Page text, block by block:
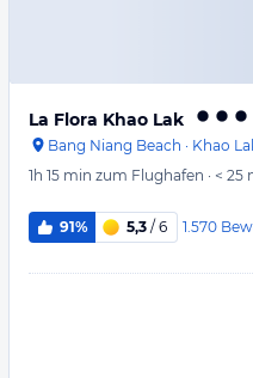
La Flora Khao Lak
Bang Niang Beach · Khao
1h 15 min zum Flughafen · < 25
91% 5,3 / 6 1.570